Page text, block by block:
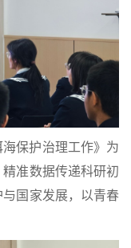
保护治理工作》为
准数据传递科研初
国家发展，以青春